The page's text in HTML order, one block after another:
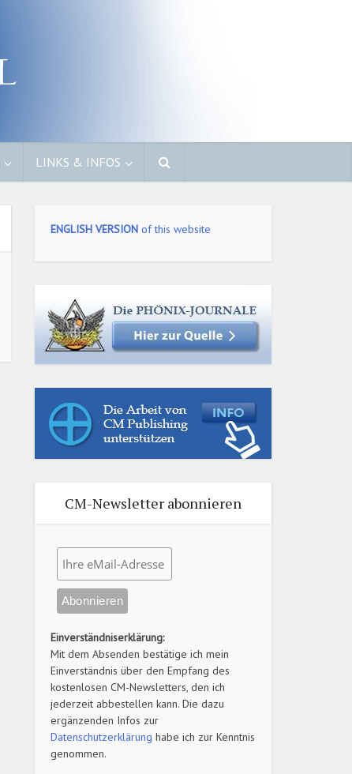
LINKS & INFOS
ENGLISH VERSION of this website
CM-Newsletter abonnieren
Einverständniserklärung:
Mit dem Absenden bestätige ich mein
Einverständnis über den Empfang des
kostenlosen CM-Newsletters, den ich
jederzeit abbestellen kann. Die dazu
ergänzenden Infos zur
Datenschutzerklärung habe ich zur Kenntnis
genommen.